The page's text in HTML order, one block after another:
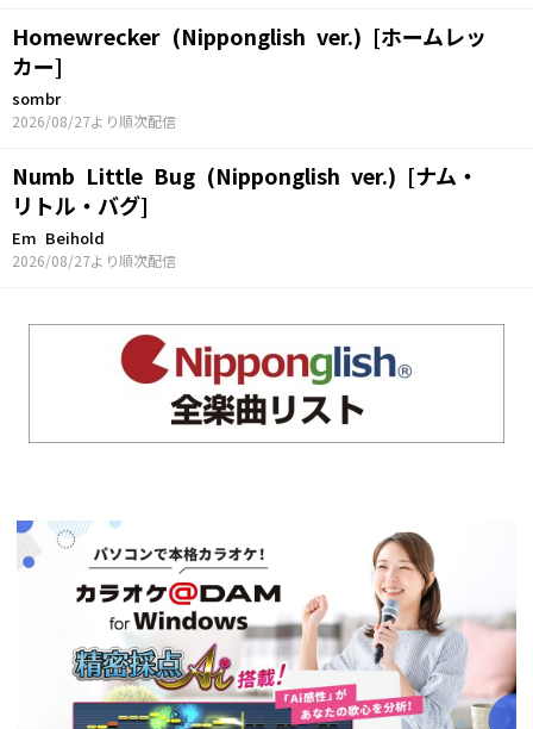
Homewrecker (Nipponglish ver.) [ホームレッ
カー]
sombr
2026/08/27より順次配信
Numb Little Bug (Nipponglish ver.) [ナム・
リトル・バグ]
Em Beihold
2026/08/27より順次配信